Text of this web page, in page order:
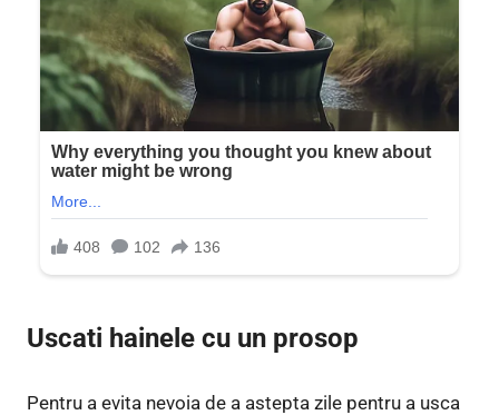
Uscati hainele cu un prosop
Pentru a evita nevoia de a astepta zile pentru a usca